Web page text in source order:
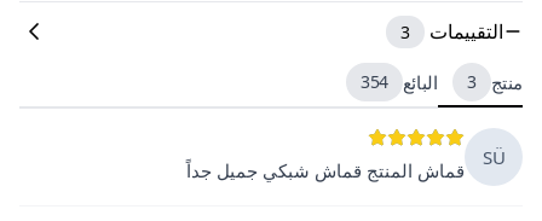
التقييمات 3
منتج 3 البائع 354
SÜ
قماش المنتج قماش شبكي جميل جداً